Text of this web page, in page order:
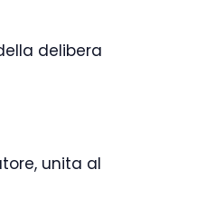
delibera
unita al